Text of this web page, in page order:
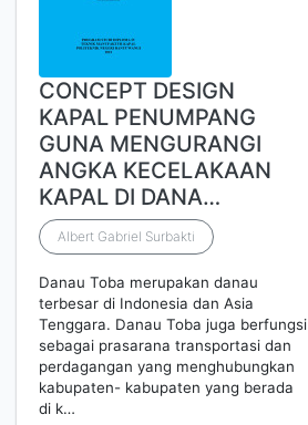
CONCEPT DESIGN
KAPAL PENUMPANG
GUNA MENGURANGI
ANGKA KECELAKAAN
KAPAL DI DANA…
Albert Gabriel Surbakti
Danau Toba merupakan danau
terbesar di Indonesia dan Asia
Tenggara. Danau Toba juga berfungsi
sebagai prasarana transportasi dan
perdagangan yang menghubungkan
kabupaten- kabupaten yang berada
di k…